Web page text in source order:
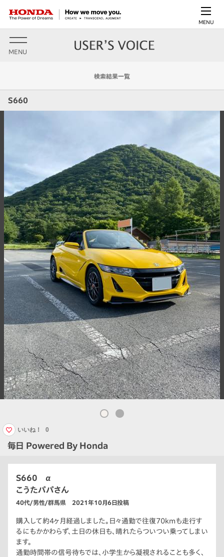
MENU
MENU
検索結果一覧
S660
毎日 Powered By Honda
いいね！ 0
S660 α
こうたパパさん
40代/男性/群馬県 2021年10月6日投稿
購入して約4ヶ月経過しました。日々通勤で往復70kmも走行す
るにもかかわらず、土日の休日も、晴れたらついつい乗ってしまい
ます。
通勤時間帯の信号待ちでは、小学生から凝視されることも多く、